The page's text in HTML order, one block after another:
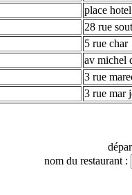
place
28 rue
5 rue char
av michel
3 rue
3 rue mar
nom du restaurant :